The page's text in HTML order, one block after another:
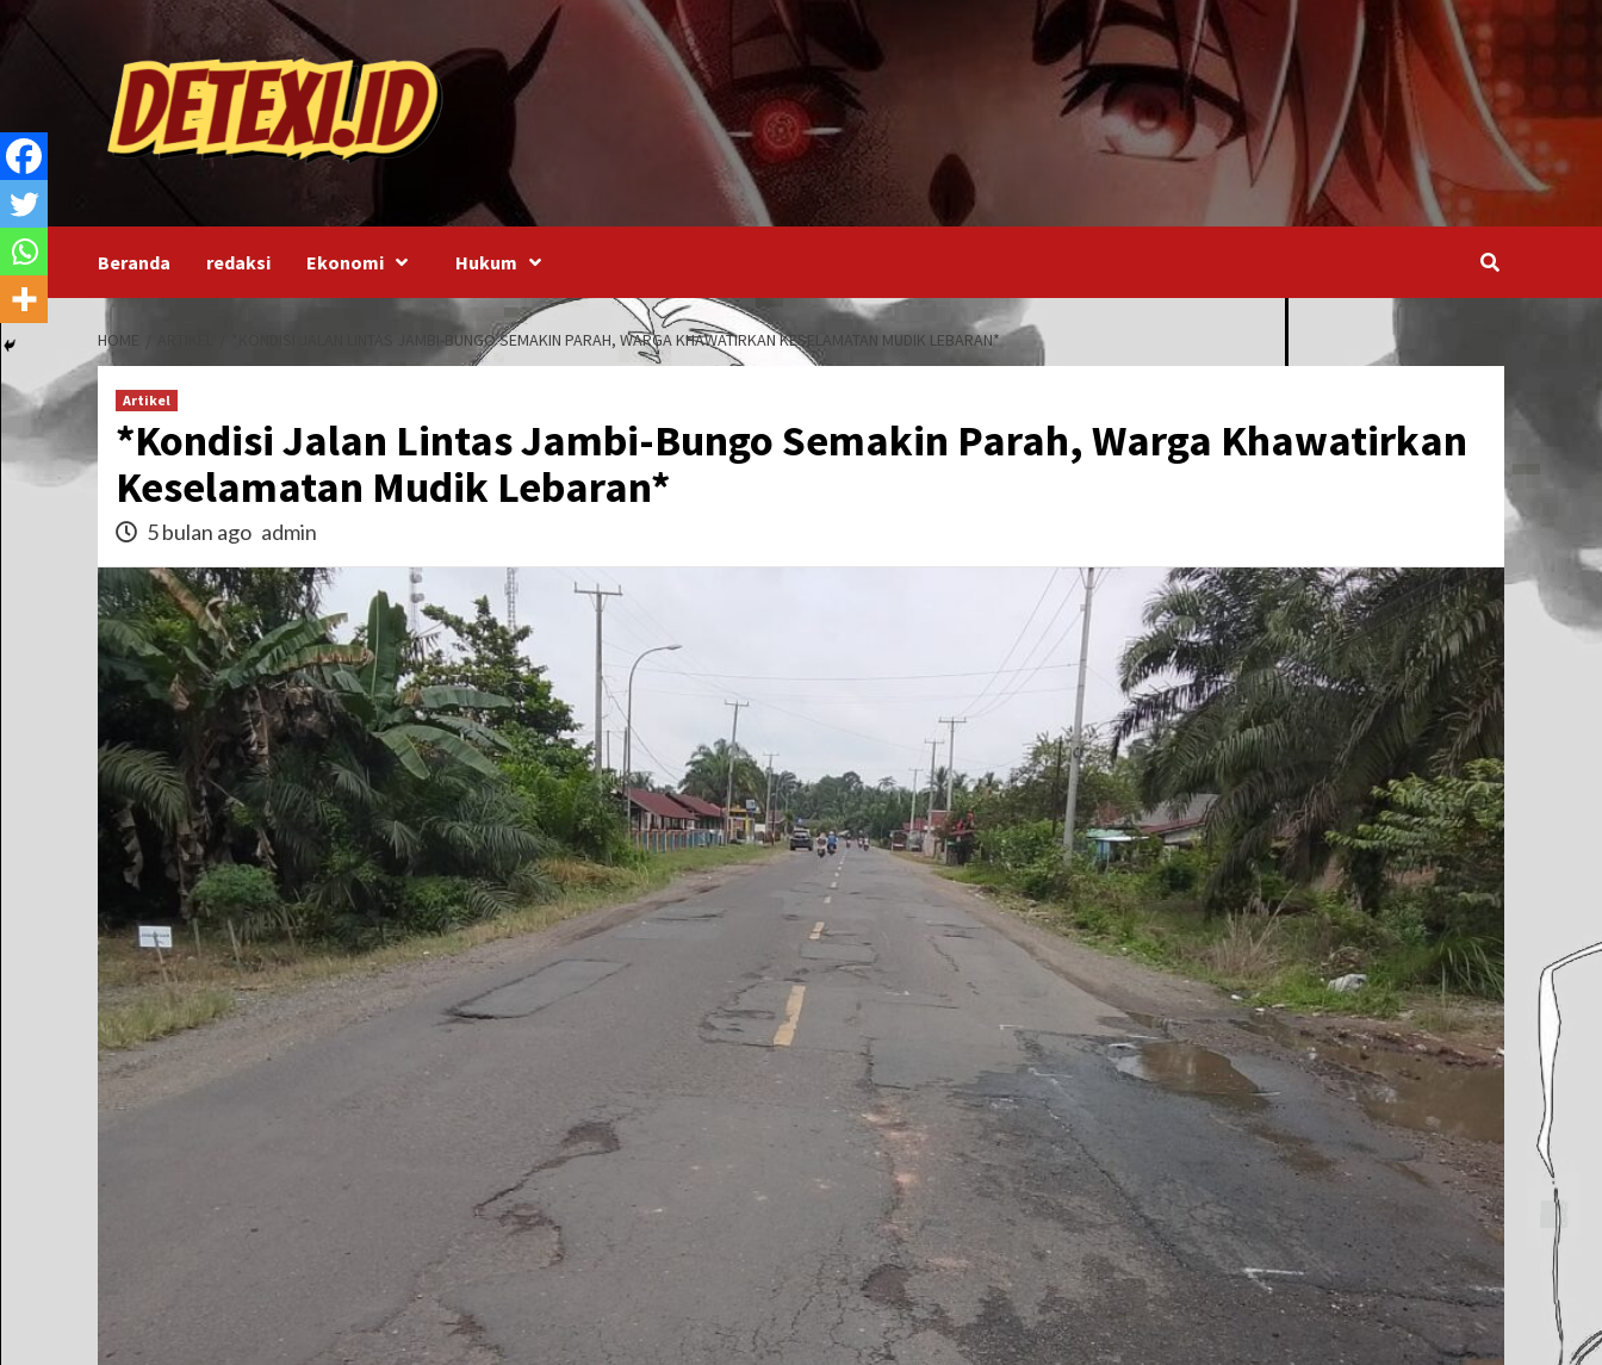
Beranda redaksi Ekonomi Hukum
HOME *KONDISI JALAN LINTAS JAMBI-BUNGO SEMAKIN PARAH, WARGA KHAWATIRKAN KESELAMATAN MUDIK LEBARAN*
Artikel
*Kondisi Jalan Lintas Jambi-Bungo Semakin Parah, Warga Khawatirkan
Keselamatan Mudik Lebaran*
5 bulan ago admin